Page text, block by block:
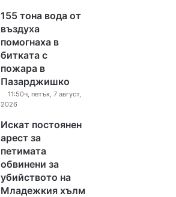
155 тона вода от
въздуха
помогнаха в
битката с
пожара в
Пазарджишко
11:50ч, петък, 7 август,
2026
Искат постоянен
арест за
петимата
обвинени за
убийството на
Младежкия хълм